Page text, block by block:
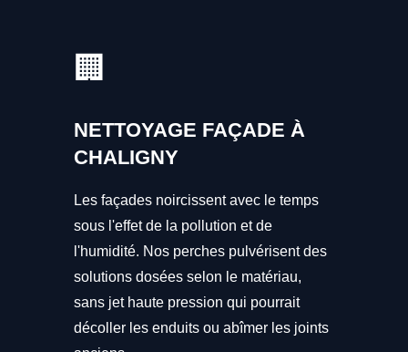
🏢
NETTOYAGE FAÇADE À
CHALIGNY
Les façades noircissent avec le temps
sous l'effet de la pollution et de
l'humidité. Nos perches pulvérisent des
solutions dosées selon le matériau,
sans jet haute pression qui pourrait
décoller les enduits ou abîmer les joints